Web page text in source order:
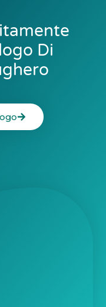
Di